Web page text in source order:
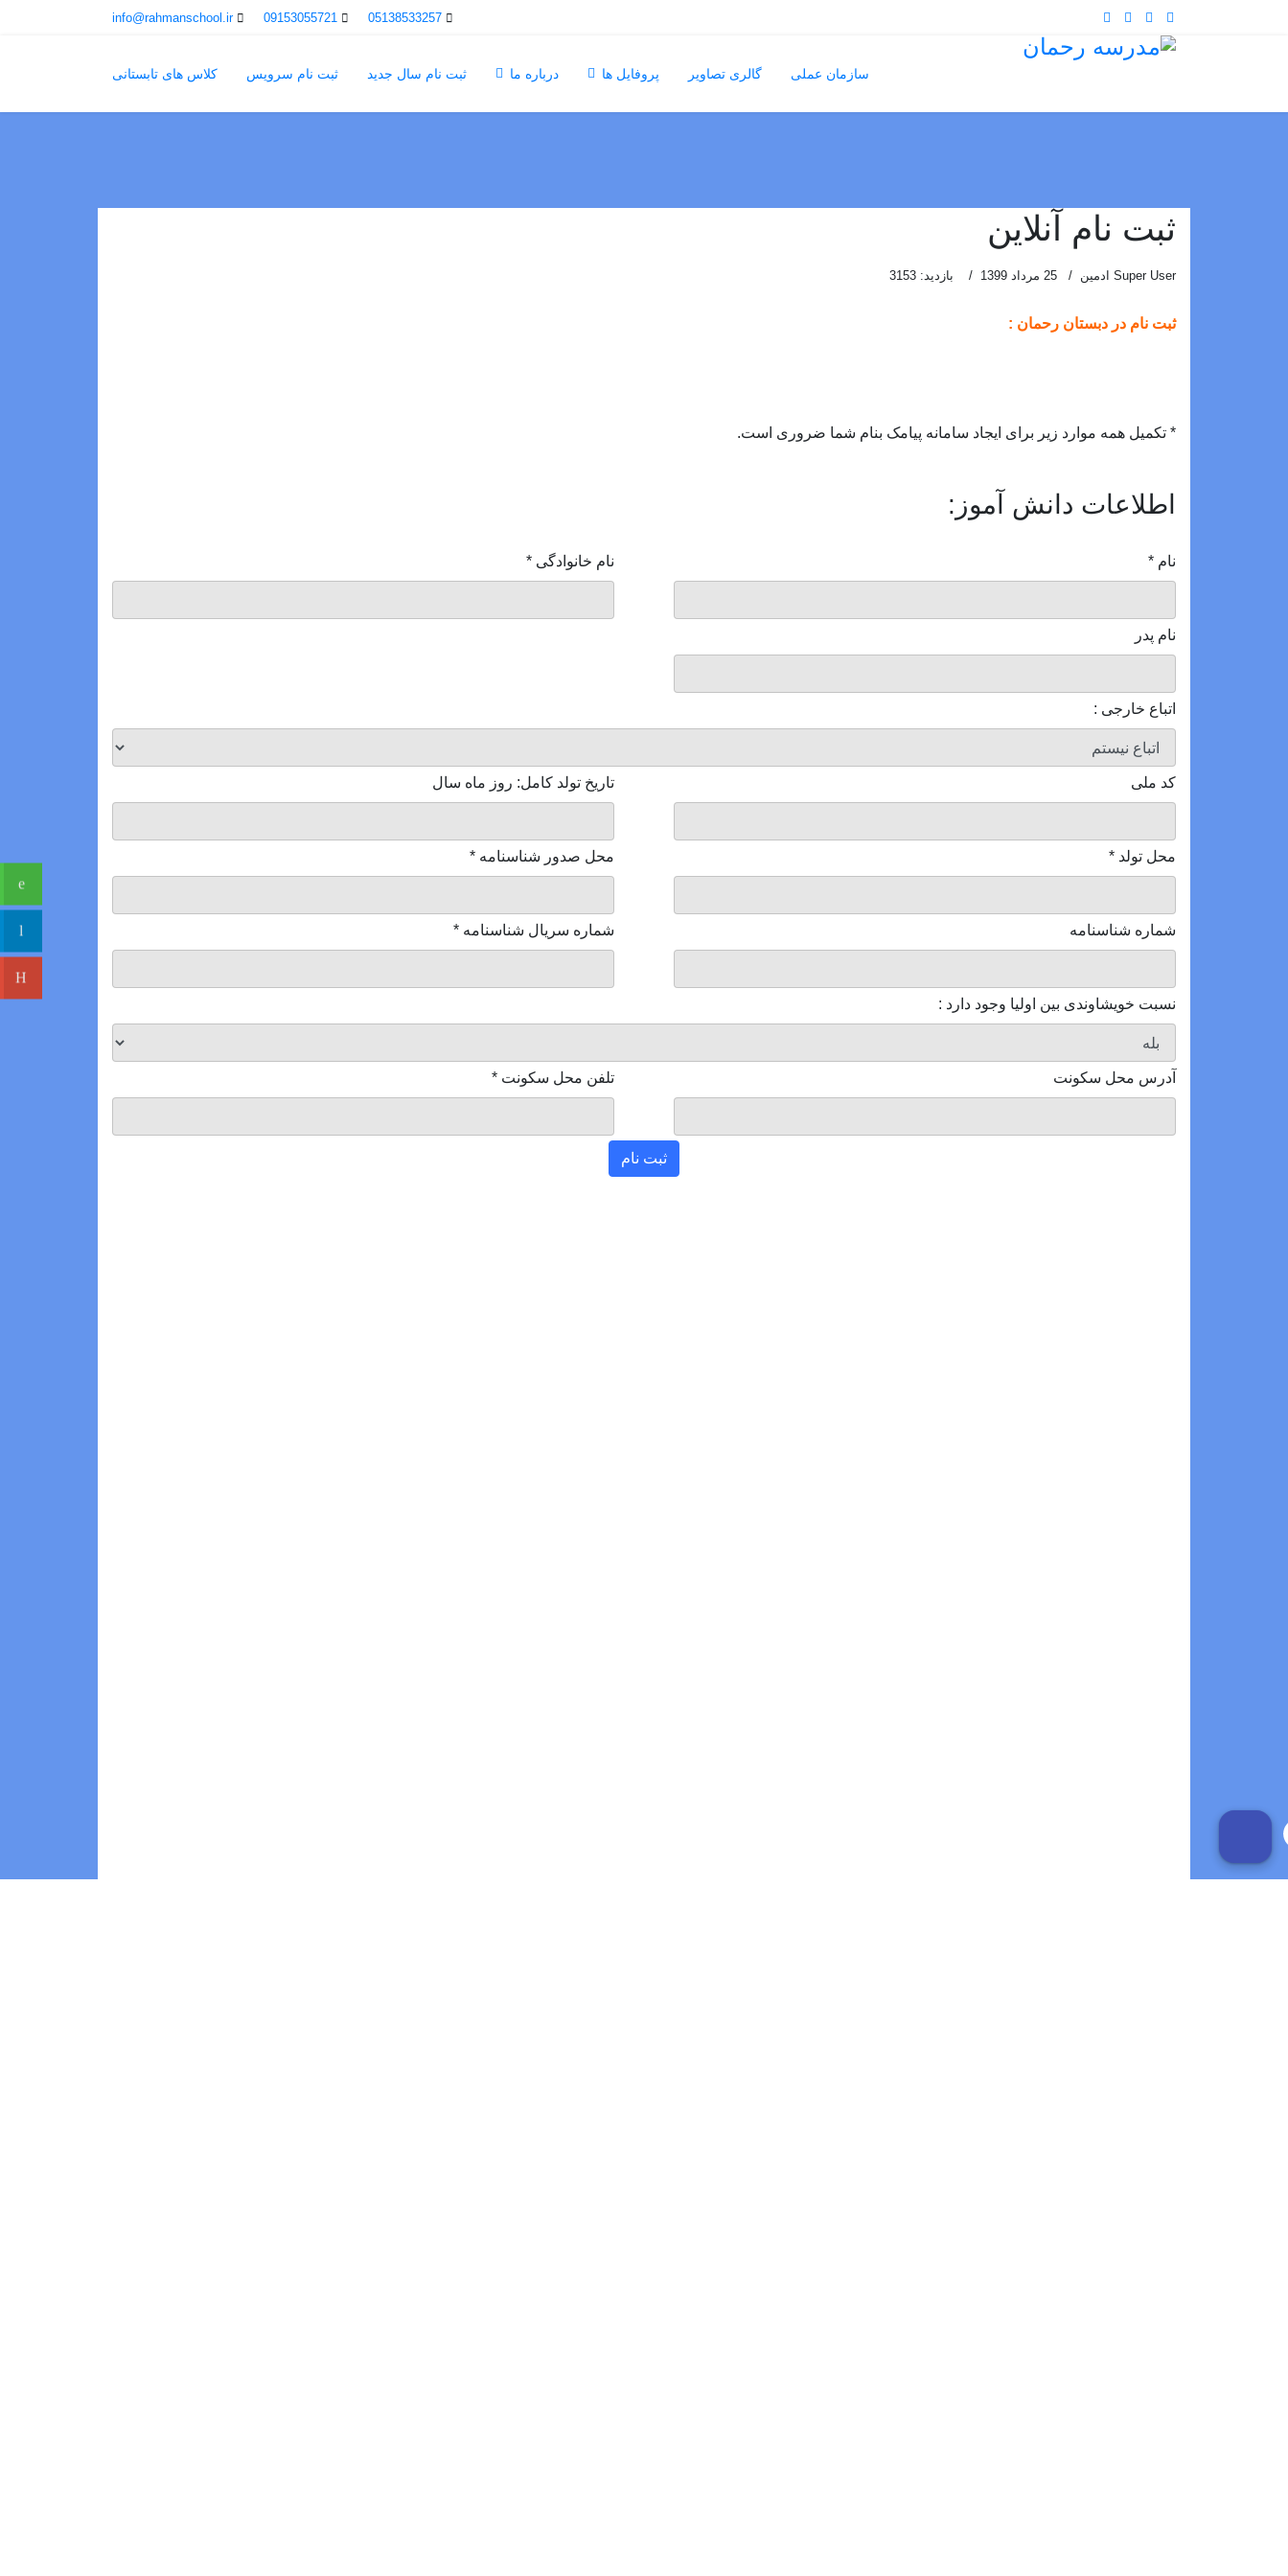
05138533257
09153055721
info@rahmanschool.ir
سازمان عملی گالری تصاویر پروفایل ها درباره ما ثبت نام سال جدید ثبت نام سرویس کلاس های تابستانی
ثبت نام آنلاین
Super User ادمین 25 مرداد 1399 بازدید: 3153
ثبت نام در دبستان رحمان :
* تکمیل همه موارد زیر برای ایجاد سامانه پیامک بنام شما ضروری است.
اطلاعات دانش آموز:
نام * نام خانوادگی *
نام پدر
اتباع خارجی :
کد ملی تاریخ تولد کامل: روز ماه سال
محل تولد * محل صدور شناسنامه *
شماره شناسنامه شماره سریال شناسنامه *
نسبت خویشاوندی بین اولیا وجود دارد :
آدرس محل سکونت تلفن محل سکونت *
ثبت نام